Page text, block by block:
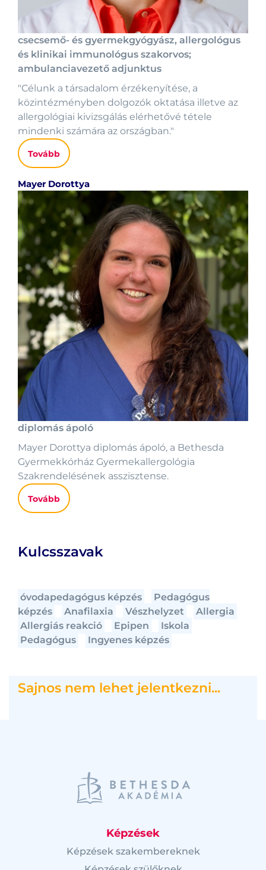
csecsemő- és gyermekgyógyász, allergológus
és klinikai immunológus szakorvos;
ambulanciavezető adjunktus
"Célunk a társadalom érzékenyítése, a
közintézményben dolgozók oktatása illetve az
allergológiai kivizsgálás elérhetővé tétele
mindenki számára az országban."
Tovább
Mayer Dorottya
diplomás ápoló
Mayer Dorottya diplomás ápoló, a Bethesda
Gyermekkórház Gyermekallergológia
Szakrendelésének asszisztense.
Tovább
Kulcsszavak
óvodapedagógus képzés
Pedagógus
képzés
Anafilaxia Vészhelyzet
Allergia
Allergiás reakció
Epipen
Iskola
Pedagógus
Ingyenes képzés
Sajnos nem lehet jelentkezni...
Képzések
Képzések szakembereknek